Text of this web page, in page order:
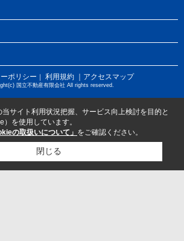
ポリシー ｜ 利用規約 ｜アクセスマップ
国立不動産有限会社 All rights reserved.
サイト利用状況把握、サービス向上検討を目的と
を使用しています。
の取扱いについて」 をご確認ください。
閉じる